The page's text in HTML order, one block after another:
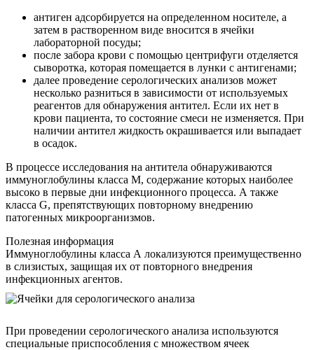
антиген адсорбируется на определенном носителе, а
затем в растворенном виде вносится в ячейки
лабораторной посуды;
после забора крови с помощью центрифуги отделяется
сыворотка, которая помещается в лунки с антигенами;
далее проведение серологических анализов может
несколько разниться в зависимости от используемых
реагентов для обнаружения антител. Если их нет в
крови пациента, то состояние смеси не изменяется. При
наличии антител жидкость окрашивается или выпадает
в осадок.
В процессе исследования на антитела обнаруживаются
иммуноглобулины класса М, содержание которых наиболее
высоко в первые дни инфекционного процесса. А также
класса G, препятствующих повторному внедрению
патогенных микроорганизмов.
Полезная информация
Иммуноглобулины класса А локализуются преимущественно
в слизистых, защищая их от повторного внедрения
инфекционных агентов.
При проведении серологического анализа используются
специальные приспособления с множеством ячеек